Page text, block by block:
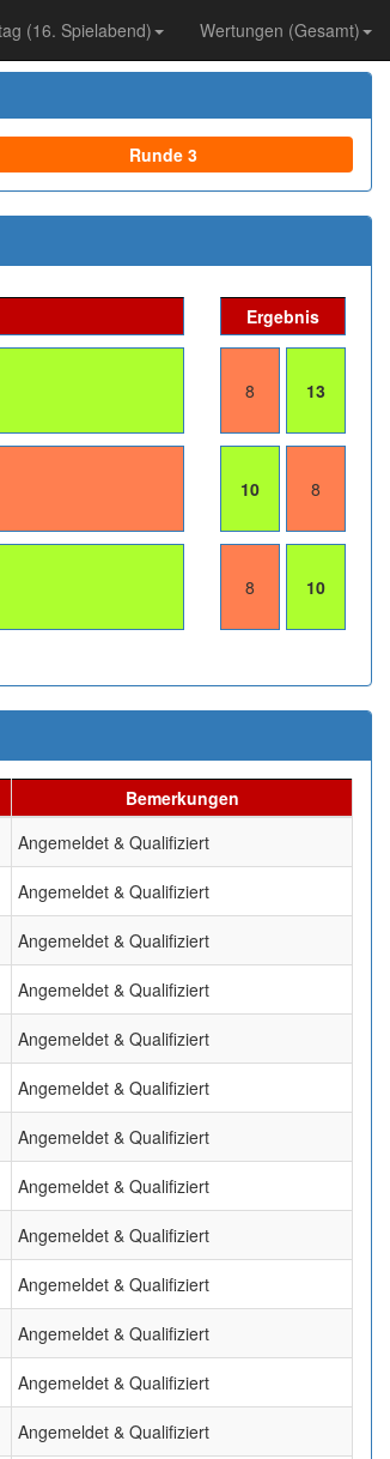
(16. Spielabend) Wertungen (Gesamt)
Runde 3
Ergebnis
8 13
10 8
8 10
Bemerkungen
Angemeldet & Qualifiziert
Angemeldet & Qualifiziert
Angemeldet & Qualifiziert
Angemeldet & Qualifiziert
Angemeldet & Qualifiziert
Angemeldet & Qualifiziert
Angemeldet & Qualifiziert
Angemeldet & Qualifiziert
Angemeldet & Qualifiziert
Angemeldet & Qualifiziert
Angemeldet & Qualifiziert
Angemeldet & Qualifiziert
Angemeldet & Qualifiziert